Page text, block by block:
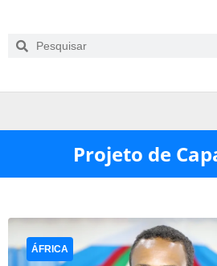
Projeto de
ÁFRICA